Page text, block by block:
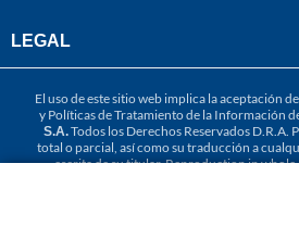
LEGAL
El uso de este sitio web implica la aceptación
y Políticas de Tratamiento de la Información
S.A.Todos los Derechos Reservados D.R.A.
total o parcial, así como su traducción a
escrita de su titular. Reproduction in